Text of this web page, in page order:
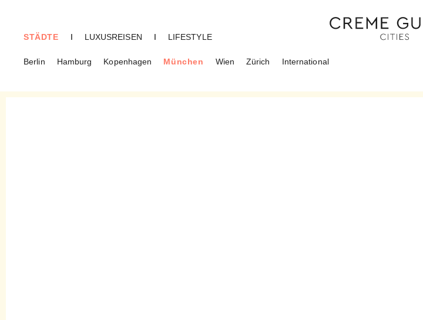
STÄDTE
Berlin Hamburg Kopenhagen München Wien Zürich International
I LUXUSREISEN I LIFESTYLE